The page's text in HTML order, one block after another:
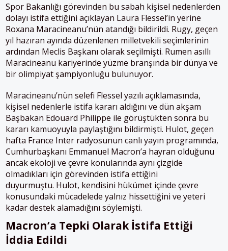
Spor Bakanlığı görevinden bu sabah kişisel nedenlerden
dolayı istifa ettiğini açıklayan Laura Flessel’in yerine
Roxana Maracineanu’nün atandığı bildirildi. Rugy, geçen
yıl hazıran ayında düzenlenen milletvekili seçimlerinin
ardından Meclis Başkanı olarak seçilmişti. Rumen asıllı
Maracineanu kariyerinde yüzme branşında bir dünya ve
bir olimpiyat şampiyonluğu bulunuyor.
Maracineanu’nün selefi Flessel yazılı açıklamasında,
kişisel nedenlerle istifa kararı aldığını ve dün akşam
Başbakan Edouard Philippe ile görüştükten sonra bu
kararı kamuoyuyla paylaştığını bildirmişti. Hulot, geçen
hafta France Inter radyosunun canlı yayın programında,
Cumhurbaşkanı Emmanuel Macron’a hayran olduğunu
ancak ekoloji ve çevre konularında aynı çizgide
olmadıkları için görevinden istifa ettiğini
duyurmuştu. Hulot, kendisini hükümet içinde çevre
konusundaki mücadelede yalnız hissettiğini ve yeteri
kadar destek alamadığını söylemişti.
Macron’a Tepki Olarak İstifa Ettiği
İddia Edildi